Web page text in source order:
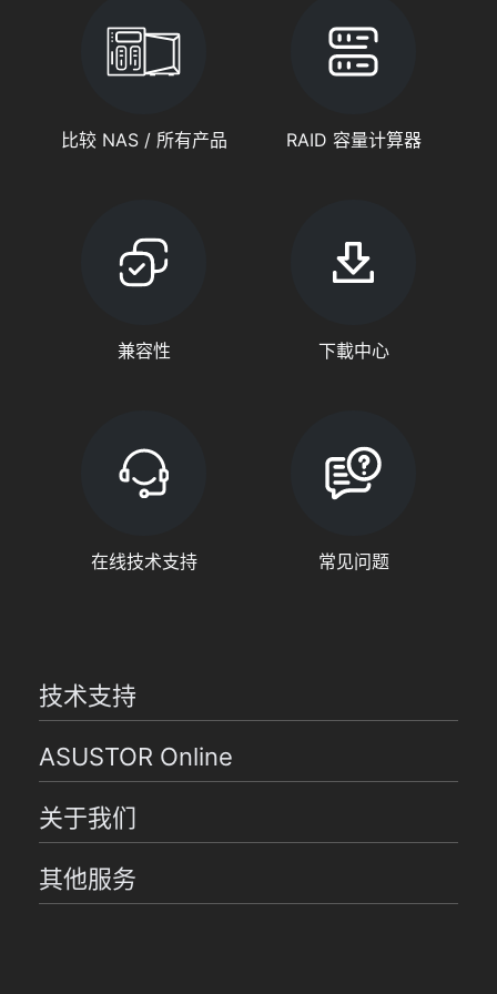
比较 NAS / 所有产品 RAID 容量计算器
兼容性 下載中心
在线技术支持 常见问题
技术支持
ASUSTOR Online
关于我们
其他服务